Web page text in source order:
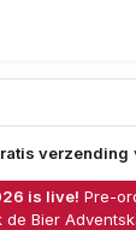
verzending
is live! Pre-
de Bier